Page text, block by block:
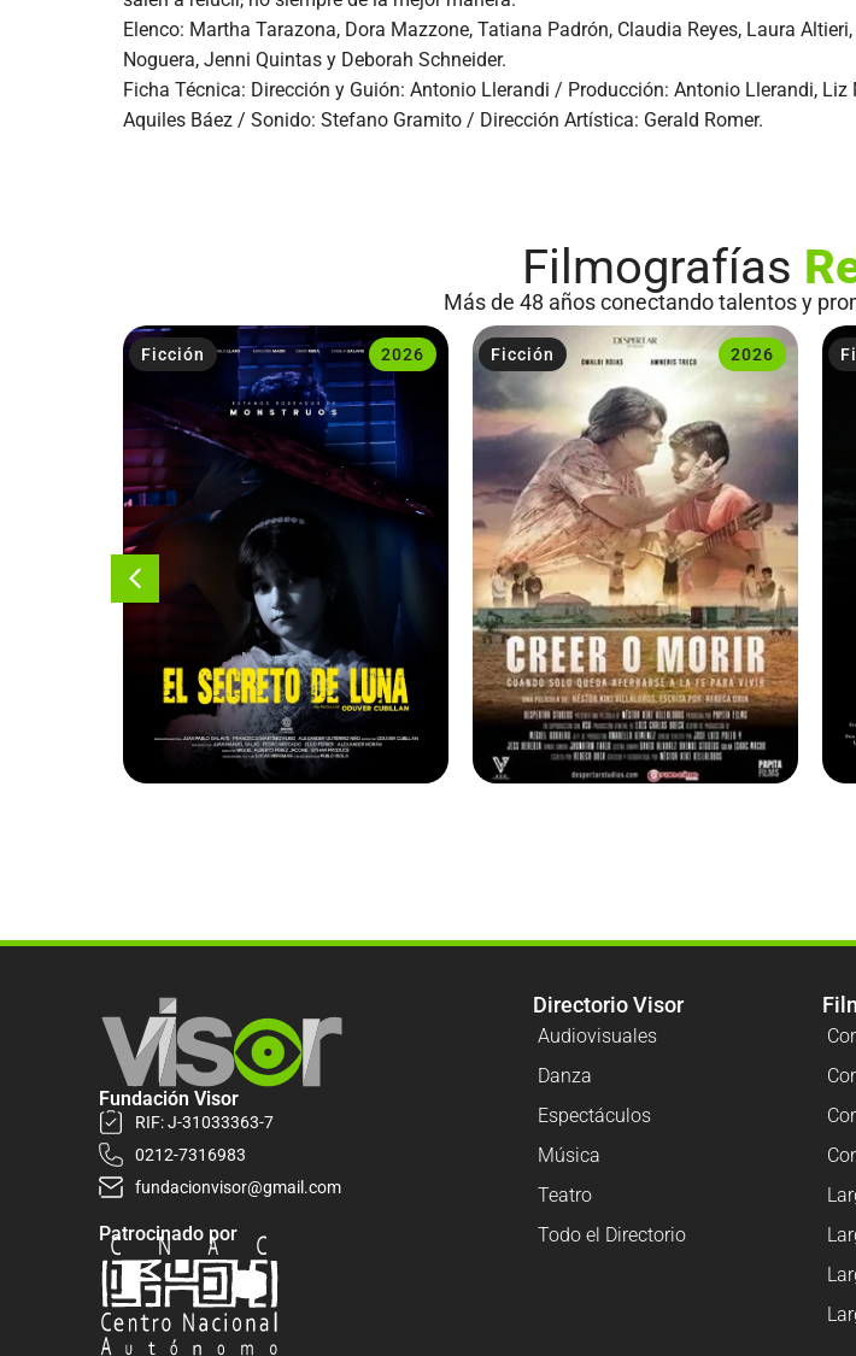
Elenco: Martha Tarazona, Dora Mazzone, Tatiana Padrón, Claudia Reyes, Laura
Noguera, Jenni Quintas y Deborah Schneider.
Ficha Técnica: Dirección y Guión: Antonio Llerandi / Producción: Antonio Llerandi,
Aquiles Báez / Sonido: Stefano Gramito / Dirección Artística: Gerald Romer.
Filmografías
Más de 48 años conectando talentos y
2026
Ficción 2026
Ficción
Fundación Visor
RIF: J-31033363-7
0212-7316983
fundacionvisor@gmail.com
Patrocinado por
Directorio Visor
Audiovisuales
Danza
Espectáculos
Música
Teatro
Todo el Directorio